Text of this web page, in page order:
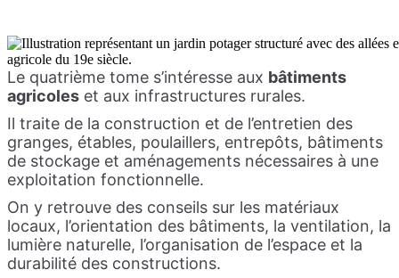
Le quatrième tome s’intéresse aux bâtiments
agricoles et aux infrastructures rurales.
Il traite de la construction et de l’entretien des
granges, étables, poulaillers, entrepôts, bâtiments
de stockage et aménagements nécessaires à une
exploitation fonctionnelle.
On y retrouve des conseils sur les matériaux
locaux, l’orientation des bâtiments, la ventilation, la
lumière naturelle, l’organisation de l’espace et la
durabilité des constructions.